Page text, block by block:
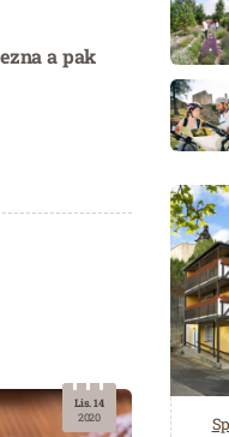
a pak
Lis. 14
2020